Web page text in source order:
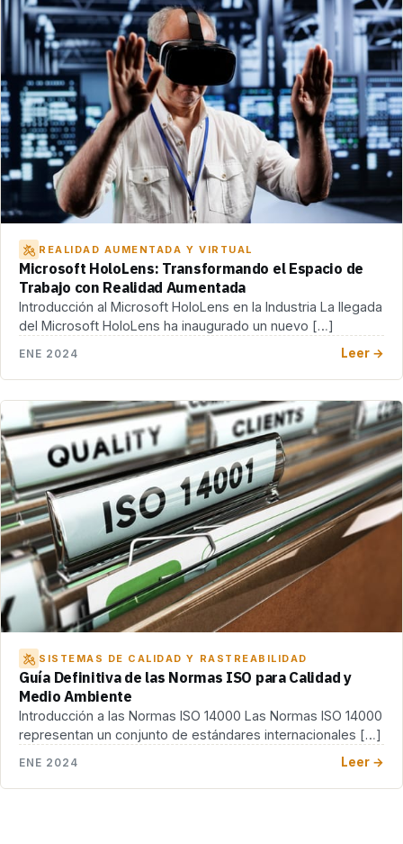
REALIDAD AUMENTADA Y VIRTUAL
Microsoft HoloLens: Transformando el Espacio de
Trabajo con Realidad Aumentada
Introducción al Microsoft HoloLens en la Industria La llegada
del Microsoft HoloLens ha inaugurado un nuevo […]
ENE 2024 Leer →
SISTEMAS DE CALIDAD Y RASTREABILIDAD
Guía Definitiva de las Normas ISO para Calidad y
Medio Ambiente
Introducción a las Normas ISO 14000 Las Normas ISO 14000
representan un conjunto de estándares internacionales […]
ENE 2024 Leer →